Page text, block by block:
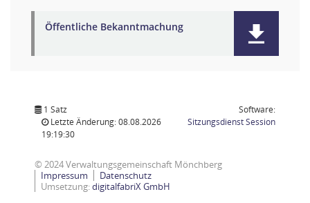
Öffentliche Bekanntmachung
1 Satz
Letzte Änderung: 08.08.2026
19:19:30
Software:
SitzungsdienstSession(Wird in
© 2024 Verwaltungsgemeinschaft Mönchberg
Impressum
Datenschutz
Umsetzung:digitalfabriX GmbH